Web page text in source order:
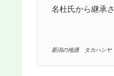
名杜氏から継承
新潟の地酒 タカハシヤ